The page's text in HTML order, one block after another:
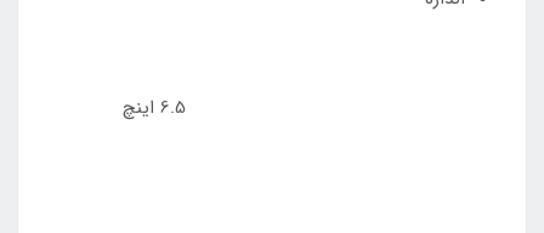
6.5 اینچ